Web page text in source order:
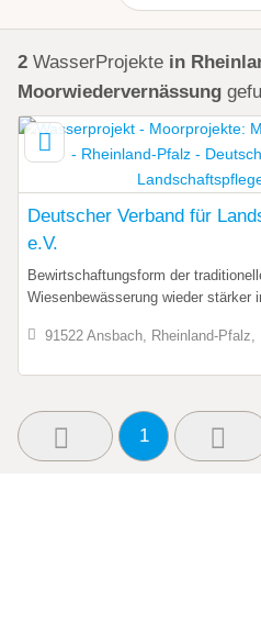
2 WasserProjekte in
Moorwiedervernässung
Deutscher Verband für
e.V.
Bewirtschaftungsform der
Wiesenbewässerung wieder stärker
91522 Ansbach, Rheinland-Pfalz,
1